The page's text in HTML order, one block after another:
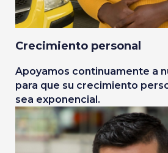
Crecimiento personal
Apoyamos continuamente a
para que su crecimiento
sea exponencial.